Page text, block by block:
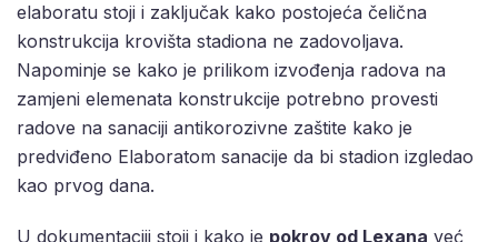
elaboratu stoji i zaključak kako postojeća čelična
konstrukcija krovišta stadiona ne zadovoljava.
Napominje se kako je prilikom izvođenja radova na
zamjeni elemenata konstrukcije potrebno provesti
radove na sanaciji antikorozivne zaštite kako je
predviđeno Elaboratom sanacije da bi stadion izgledao
kao prvog dana.
U dokumentaciji stoji i kako je pokrov od Lexana već